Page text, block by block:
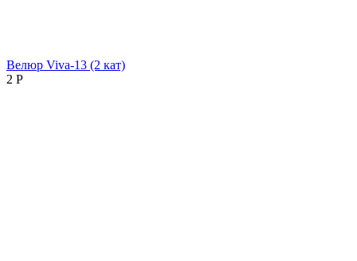
Велюр Viva-13 (2 кат)
2 Р